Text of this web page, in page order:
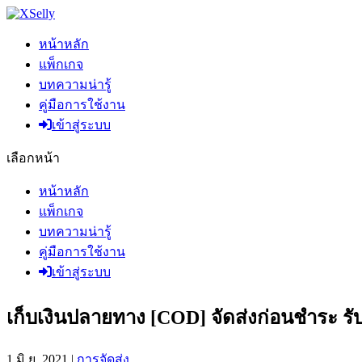
หน้าหลัก
แพ็กเกจ
บทความน่ารู้
คู่มือการใช้งาน
เข้าสู่ระบบ
เลือกหน้า
หน้าหลัก
แพ็กเกจ
บทความน่ารู้
คู่มือการใช้งาน
เข้าสู่ระบบ
เก็บเงินปลายทาง [COD] จัดส่งก่อนชำระ
1 มิ.ย. 2021 | การจัดส่ง